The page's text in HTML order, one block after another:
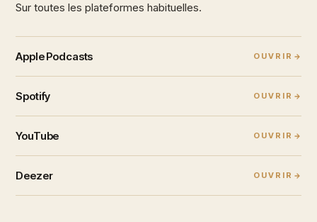
Sur toutes les plateformes habituelles.
Apple Podcasts OUVRIR
Spotify OUVRIR
YouTube OUVRIR
Deezer OUVRIR